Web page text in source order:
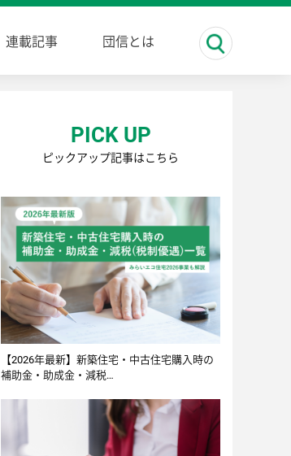
連載記事 団信とは
PICK UP
ピックアップ記事はこちら
【2026年最新】新築住宅・中古住宅購入時の
補助金・助成金・減税…